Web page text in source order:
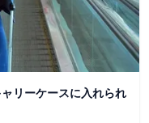
リーケースに入れられ